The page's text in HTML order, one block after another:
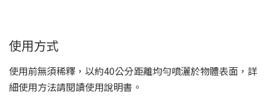
使用方式
使用前無須稀釋，以約40公分距離均勻噴灑於物體表面，詳
細使用方法請閱讀使用說明書。